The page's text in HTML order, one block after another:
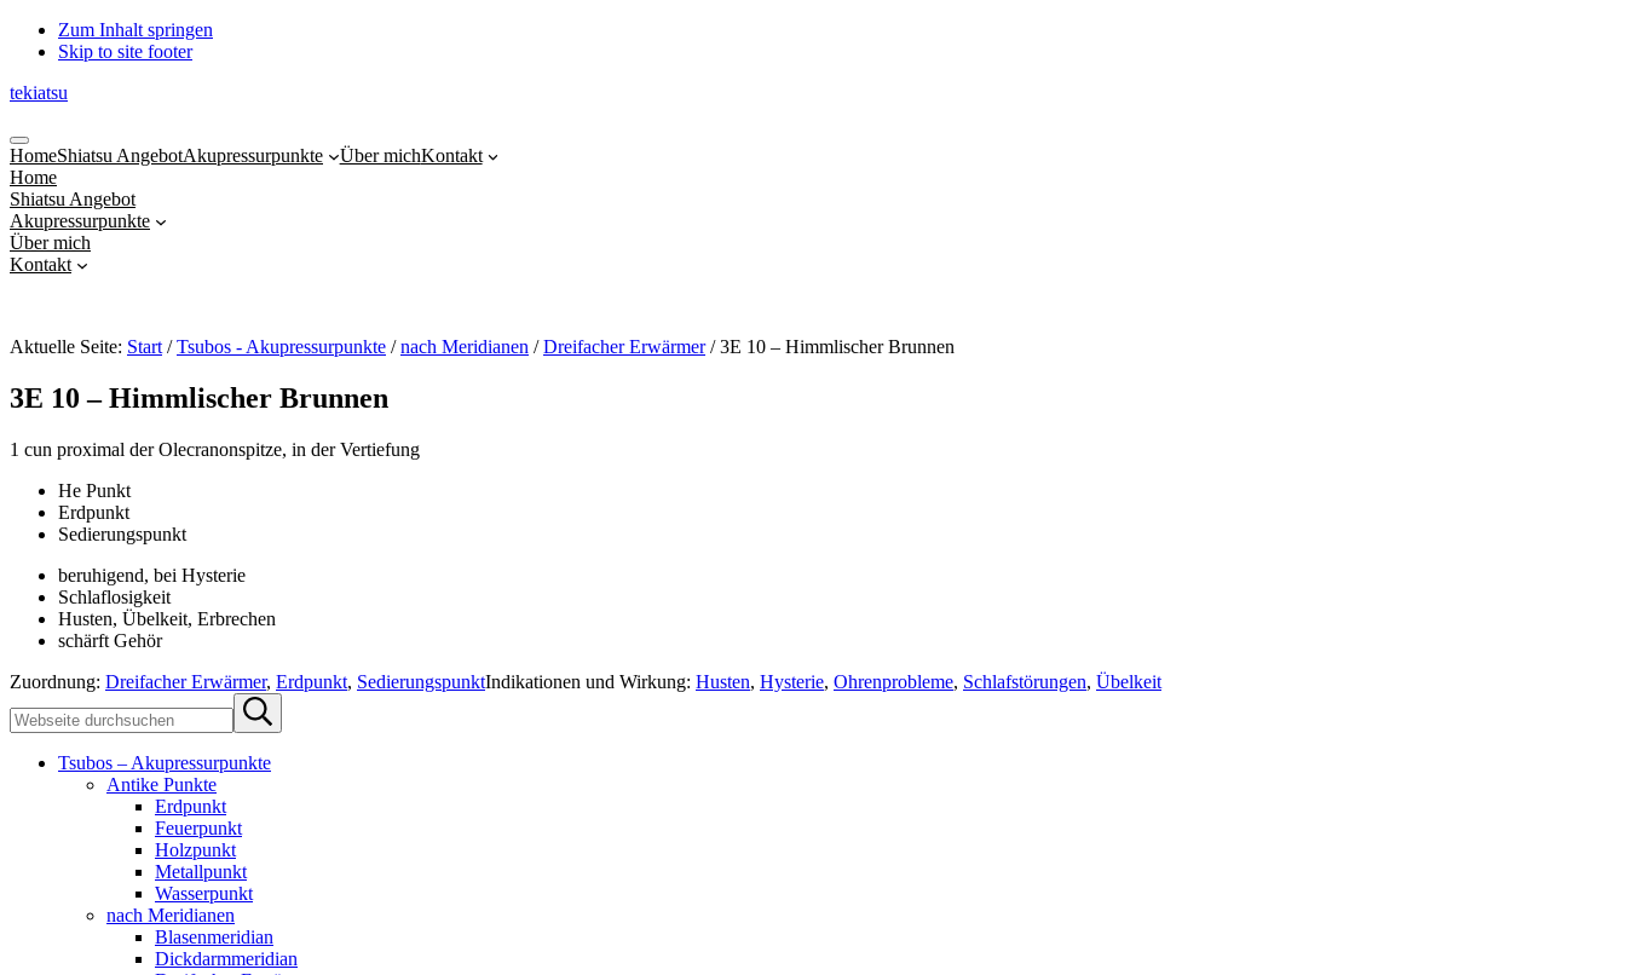
Zum Inhalt springen
Skip to site footer
tekiatsu
Shiatsu
bringt
Energie
in
Fluss...
Menu
HomeShiatsu AngebotAkupressurpunkte Über michKontakt
Home
Shiatsu Angebot
Akupressurpunkte
Über mich
Kontakt
Aktuelle Seite: Start / Tsubos - Akupressurpunkte / nach Meridianen / Dreifacher Erwärmer /3E 10 – Himmlischer Brunnen
3E 10 – Himmlischer Brunnen
1 cun proximal der Olecranonspitze, in der Vertiefung
He Punkt
Erdpunkt
Sedierungspunkt
beruhigend, bei Hysterie
Schlaflosigkeit
Husten, Übelkeit, Erbrechen
schärft Gehör
Zuordnung: Dreifacher Erwärmer, Erdpunkt, SedierungspunktIndikationen und Wirkung: Husten, Hysterie, Ohrenprobleme, Schlafstörungen, Übelkeit
Sidebar
durchsuchen
Submit
search
Tsubos – Akupressurpunkte
Antike Punkte
Erdpunkt
Feuerpunkt
Holzpunkt
Metallpunkt
Wasserpunkt
nach Meridianen
Blasenmeridian
Dickdarmmeridian